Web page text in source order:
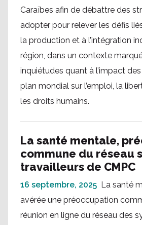
Caraïbes afin de débattre des
adopter pour relever les défis
la production et à l’intégration
région, dans un contexte
inquiétudes quant à l’impact
plan mondial sur l’emploi, la
les droits humains.
La santé mentale,
commune du réseau
travailleurs de CMPC
16 septembre, 2025 La santé
avérée une préoccupation
réunion en ligne du réseau des